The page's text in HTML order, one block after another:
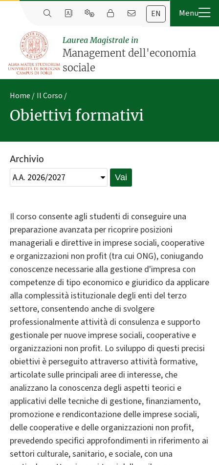
EN
Laurea Magistrale in
Management dell'economia
sociale
Home Il Corso
Obiettivi formativi
Il corso consente agli studenti di conseguire una
preparazione avanzata per ricoprire posizioni
manageriali e direttive in imprese sociali, cooperative
e organizzazioni non profit (tra cui ONG), coniugando
conoscenze necessarie alla gestione d'impresa con
competenze di tipo economico e giuridico da applicare
alla complessità istituzionale degli enti del terzo
settore, consentendo anche di svolgere
professionalmente attività di consulenza e supporto
gestionale per nuove imprese sociali, cooperative e
organizzazioni non profit. Lo sviluppo di questi precisi
obiettivi è perseguito attraverso attività formative,
articolate sulle principali aree di interesse, che
analizzano la conoscenza degli aspetti teorici e
applicativi delle tecniche di gestione, finanziamento,
promozione e rendicontazione delle imprese sociali,
delle cooperative e delle organizzazioni non profit,
prevedendo specifici approfondimenti in riferimento ai
settori culturale, sanitario, e sociale, con una
Archivio
Vai